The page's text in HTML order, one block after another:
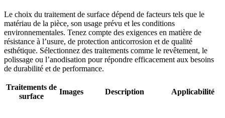
Le choix du traitement de surface dépend de facteurs tels que le
matériau de la pièce, son usage prévu et les conditions
environnementales. Tenez compte des exigences en matière de
résistance à l’usure, de protection anticorrosion et de qualité
esthétique. Sélectionnez des traitements comme le revêtement, le
polissage ou l’anodisation pour répondre efficacement aux besoins
de durabilité et de performance.
Traitements de
surface
Images Description Applicabilité